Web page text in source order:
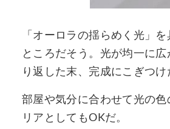
「オーロラの揺らめく光」
ところだそう。光が均一に
り返した末、完成にこぎつけ
部屋や気分に合わせて光の
リアとしてもOKだ。